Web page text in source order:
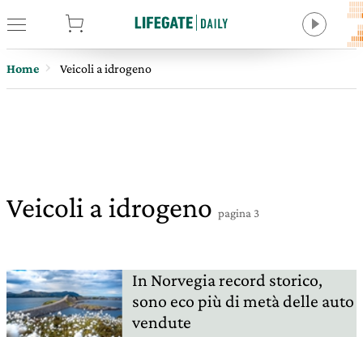
Home Veicoli a idrogeno
Veicoli a idrogeno pagina 3
In Norvegia record storico,
sono eco più di metà delle auto
vendute